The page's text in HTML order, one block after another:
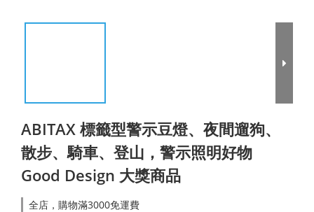
ABITAX 標籤型警示豆燈、夜間遛狗、
散步、騎車、登山，警示照明好物
Good Design 大獎商品
全店，購物滿3000免運費